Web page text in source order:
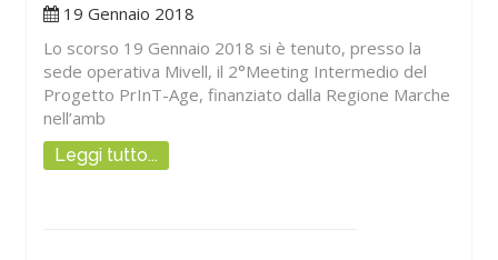
19 Gennaio 2018
Lo scorso 19 Gennaio 2018 si è tenuto, presso la
sede operativa Mivell, il 2°Meeting Intermedio del
Progetto PrInT-Age, finanziato dalla Regione Marche
nell’amb
Leggi tutto...